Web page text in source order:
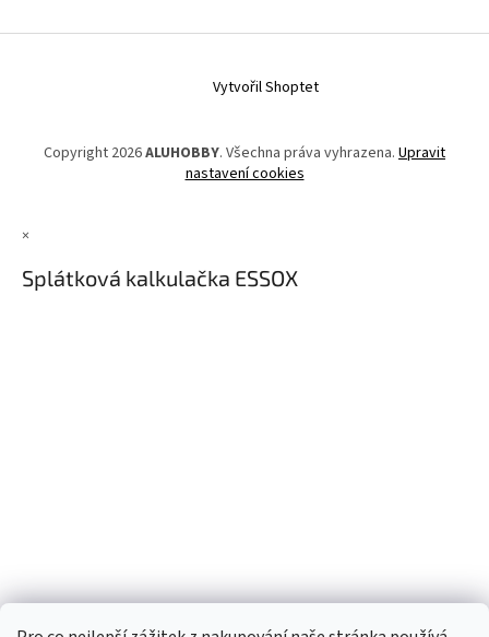
Vytvořil Shoptet
Copyright 2026ALUHOBBY. Všechna práva vyhrazena. Upravit
nastavení cookies
×
Splátková kalkulačka ESSOX